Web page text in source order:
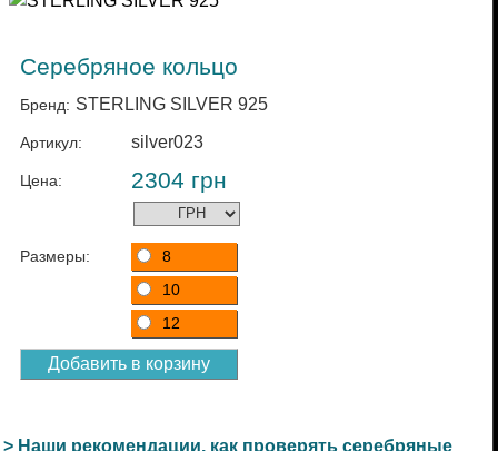
Серебряное кольцо
Бренд: STERLING SILVER 925
Артикул: silver023
Цена: 2304 грн
Размеры:
8
10
12
> Наши рекомендации, как проверять серебряные